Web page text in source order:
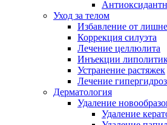
Уход за телом
Избавление от
Коррекция силуэта
Лечение целлюлита
Инъекции
Устранение растяжек
Лечение
Дерматология
Удаление
Удаление